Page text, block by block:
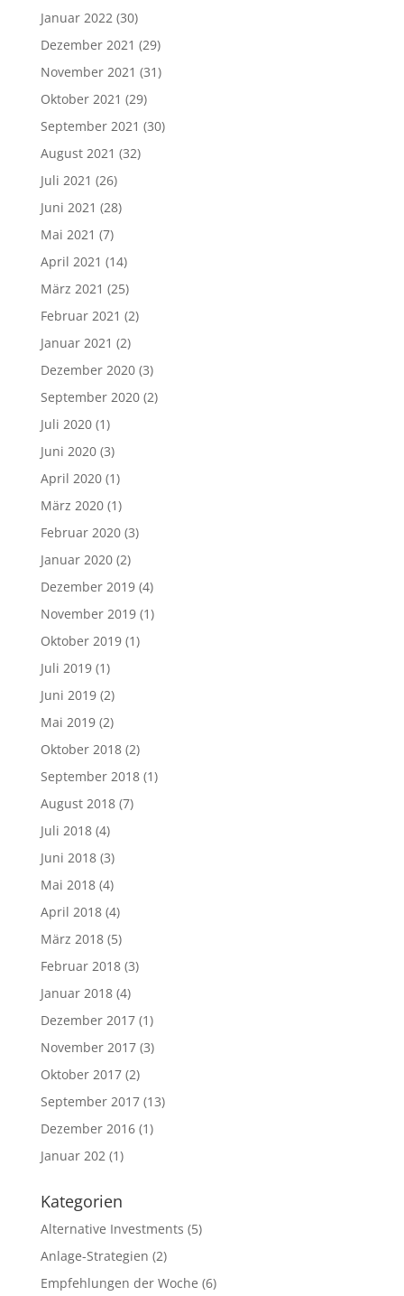
Januar 2022(30)
Dezember 2021 (29)
November 2021 (31)
Oktober 2021 (29)
September 2021 (30)
August 2021 (32)
Juli 2021 (26)
Juni 2021 (28)
Mai 2021 (7)
April 2021 (14)
März 2021 (25)
Februar 2021 (2)
Januar 2021 (2)
Dezember 2020(3)
September 2020(2)
Juli 2020(1)
Juni 2020(3)
April 2020(1)
März 2020(1)
Februar 2020(3)
Januar 2020(2)
Dezember 2019(4)
November 2019(1)
Oktober 2019(1)
Juli 2019(1)
Juni 2019(2)
Mai 2019(2)
Oktober 2018(2)
September 2018(1)
August 2018(7)
Juli 2018(4)
Juni 2018(3)
Mai 2018(4)
April 2018(4)
März 2018(5)
Februar 2018(3)
Januar 2018(4)
Dezember 2017(1)
November 2017(3)
Oktober 2017(2)
September 2017(13)
Dezember 2016(1)
Januar 202(1)
Kategorien
Alternative Investments (5)
Anlage-Strategien (2)
Empfehlungen der Woche (6)